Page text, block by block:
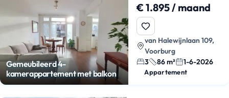
Gemeubileerd 4-
kamerappartement met balkon
€ 1.895 / maand
van Halewijnlaan 109,
Voorburg
3
86 m² 1-6-2026
Appartement